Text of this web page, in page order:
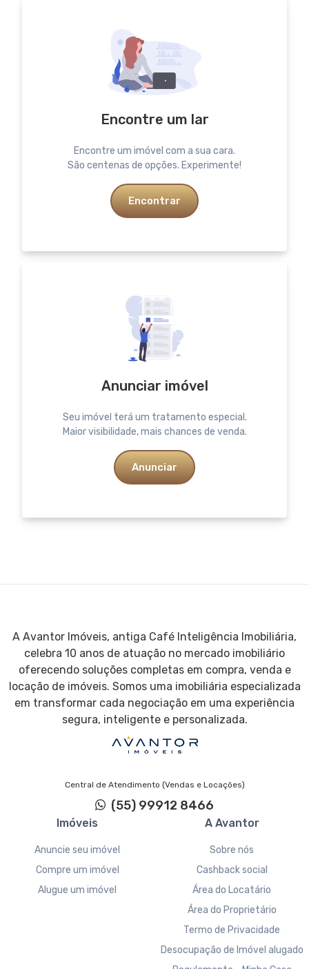
Encontre um lar
Encontre um imóvel com a sua cara.
São centenas de opções. Experimente!
Encontrar
Anunciar imóvel
Seu imóvel terá um tratamento especial.
Maior visibilidade, mais chances de venda.
Anunciar
A Avantor Imóveis, antiga Café Inteligência Imobiliária,
celebra 10 anos de atuação no mercado imobiliário
oferecendo soluções completas em compra, venda e
locação de imóveis. Somos uma imobiliária especializada
em transformar cada negociação em uma experiência
segura, inteligente e personalizada.
Central de Atendimento (Vendas e Locações)
(55) 99912 8466
Imóveis
Anuncie seu imóvel
Compre um imóvel
Alugue um imóvel
A Avantor
Sobre nós
Cashback social
Área do Locatário
Área do Proprietário
Termo de Privacidade
Desocupação de Imóvel alugado